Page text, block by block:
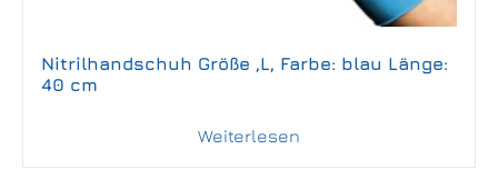
Nitrilhandschuh Größe ,L, Farbe: blau Länge:
40 cm
Weiterlesen